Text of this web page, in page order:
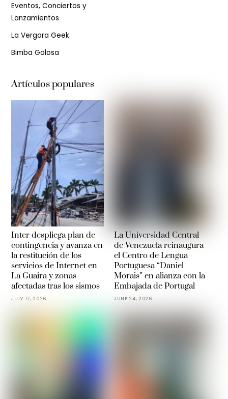
Eventos, Conciertos y
Lanzamientos
La Vergara Geek
Bimba Golosa
Artículos populares
Inter despliega plan de
contingencia y avanza en
la restitución de los
servicios de Internet en
La Guaira y zonas
afectadas tras los sismos
JULY 17, 2026
La Universidad Central
de Venezuela reinaugura
el Centro de Lengua
Portuguesa “Daniel
Morais” en alianza con la
Embajada de Portugal
JUNE 24, 2026